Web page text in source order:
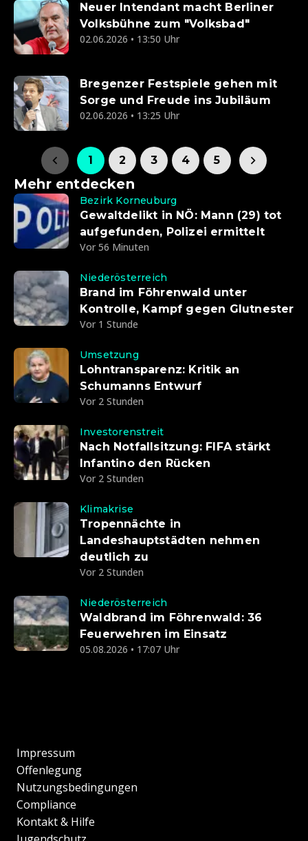
Neuer Intendant macht Berliner
Volksbühne zum "Volksbad"
02.06.2026 • 13:50 Uhr
Bregenzer Festspiele gehen mit
Sorge und Freude ins Jubiläum
02.06.2026 • 13:25 Uhr
1 2 3 4 5
Mehr entdecken
Bezirk Korneuburg
Gewaltdelikt in NÖ: Mann (29) tot
aufgefunden, Polizei ermittelt
Vor 56 Minuten
Niederösterreich
Brand im Föhrenwald unter
Kontrolle, Kampf gegen Glutnester
Vor 1 Stunde
Umsetzung
Lohntransparenz: Kritik an
Schumanns Entwurf
Vor 2 Stunden
Investorenstreit
Nach Notfallsitzung: FIFA stärkt
Infantino den Rücken
Vor 2 Stunden
Klimakrise
Tropennächte in
Landeshauptstädten nehmen
deutlich zu
Vor 2 Stunden
Niederösterreich
Waldbrand im Föhrenwald: 36
Feuerwehren im Einsatz
05.08.2026 • 17:07 Uhr
Impressum
Offenlegung
Nutzungsbedingungen
Compliance
Kontakt & Hilfe